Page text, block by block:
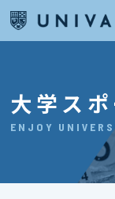
大学ス
ENJOY